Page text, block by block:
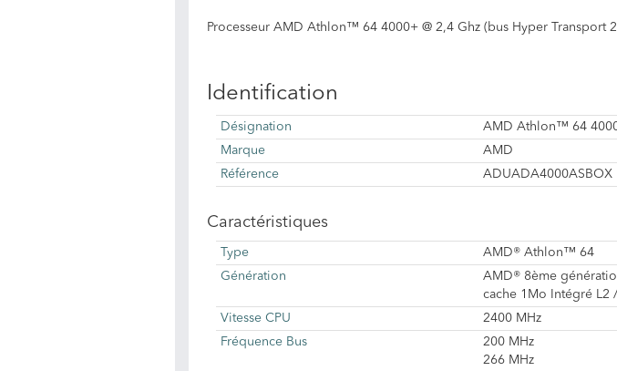
Processeur AMD Athlon™ 64 4000+ @ 2,4 Ghz (bus Hyper Transport
Identification
Désignation
AMD Athlon™ 64
Marque
AMD
Référence
ADUADA4000ASBOX
Caractéristiques
Type
AMD® Athlon™ 64
Génération
AMD® 8ème
cache 1Mo Intégré L2
Vitesse CPU
2400 MHz
Fréquence Bus
200 MHz
266 MHz